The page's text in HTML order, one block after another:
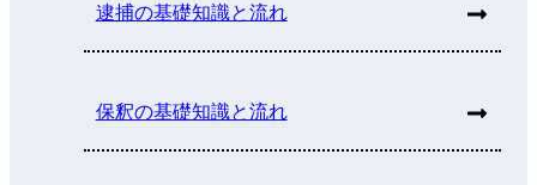
逮捕の基礎知識と流れ
保釈の基礎知識と流れ